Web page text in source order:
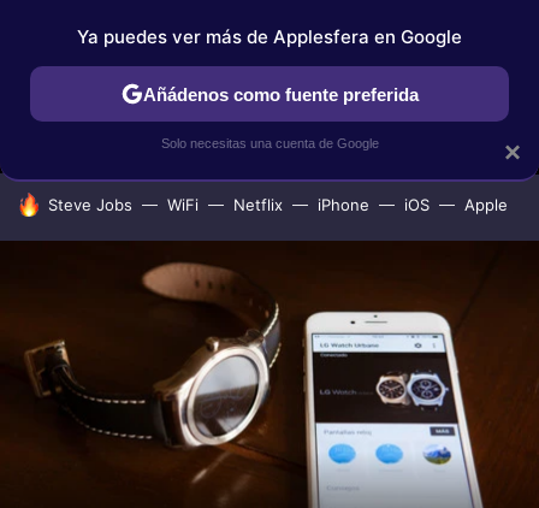
MENÚ NUEVO
TUTORIALES APPLESFERA SELECCIÓN
HOY SE HABLA DE
Steve Jobs WiFi Netflix iPhone iOS Apple
×
Ya puedes ver más de Applesfera en Google
Añádenos como fuente preferida
Solo necesitas una cuenta de Google